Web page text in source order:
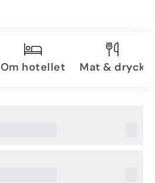
Om hotellet Mat & dryck